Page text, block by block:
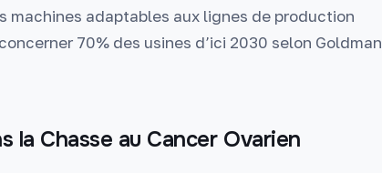
machines adaptables aux lignes de production
70% des usines d’ici 2030 selon Goldman
la Chasse au Cancer Ovarien